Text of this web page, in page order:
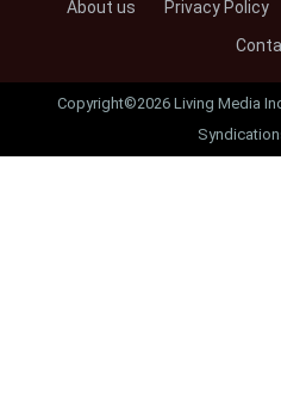
About us Privacy Policy
Copyright©2026 Living Media